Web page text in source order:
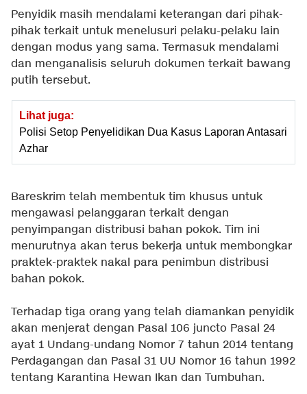
Penyidik masih mendalami keterangan dari pihak-
pihak terkait untuk menelusuri pelaku-pelaku lain
dengan modus yang sama. Termasuk mendalami
dan menganalisis seluruh dokumen terkait bawang
putih tersebut.
Lihat juga:
Polisi Setop Penyelidikan Dua Kasus Laporan Antasari
Azhar
Bareskrim telah membentuk tim khusus untuk
mengawasi pelanggaran terkait dengan
penyimpangan distribusi bahan pokok. Tim ini
menurutnya akan terus bekerja untuk membongkar
praktek-praktek nakal para penimbun distribusi
bahan pokok.
Terhadap tiga orang yang telah diamankan penyidik
akan menjerat dengan Pasal 106 juncto Pasal 24
ayat 1 Undang-undang Nomor 7 tahun 2014 tentang
Perdagangan dan Pasal 31 UU Nomor 16 tahun 1992
tentang Karantina Hewan Ikan dan Tumbuhan.